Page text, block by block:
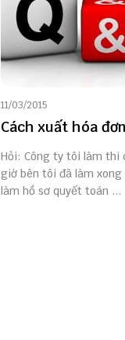
11/03/2015
Cách xuất hóa
Hỏi: Công ty tôi làm thi
giờ bên tôi đã làm
làm hồ sơ quyết toán ...